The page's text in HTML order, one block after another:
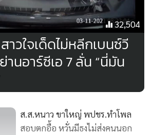
32,504
าวใจเด็ดไม่หลีกเบนซ์วี
นอาร์ซีเอ 7 ลั่น “นี่มัน
ส.ส.หนาว ขาใหญ่ พปชร.ทำโพล
สอบตกอื้อ หวั่นมีธงไม่ส่งคนนอก